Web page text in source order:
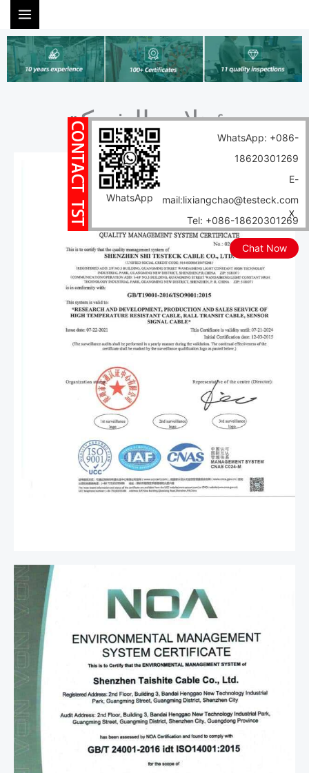
WhatsApp: +086-
18620301269
E-
mail:lixiangchao@testeck.com
Tel: +086-18620301269
Chat Now
WhatsApp
X
المحتوى
مؤهلات الشركة